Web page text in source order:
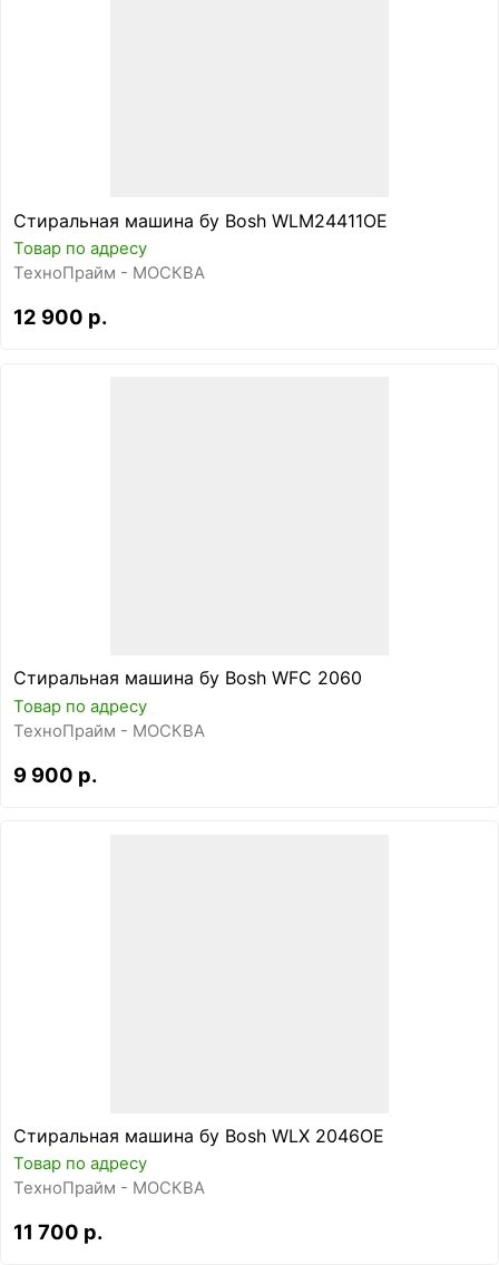
Стиральная машина бу Bosh WLM24411OE
Товар по адресу
ТехноПрайм - МОСКВА
12 900 р.
Стиральная машина бу Bosh WFC 2060
Товар по адресу
ТехноПрайм - МОСКВА
9 900 р.
Стиральная машина бу Bosh WLX 2046OE
Товар по адресу
ТехноПрайм - МОСКВА
11 700 р.